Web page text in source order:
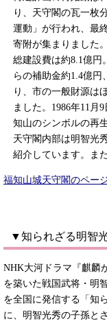
り、天守閣の瓦一枚
運動」が行われ、最
寄附が集まりました。
総建設費は約8.1億円
らの補助金約1.4億円
り、市の一般財源は
ました。1986年11月
知山のシンボルの再
天守閣内部は明智光
紹介しています。ま
福知山城天守閣のペー
▼知られざる明智
NHK大河ドラマ『麒麟
を築いた戦国武将・明
を全国に発信する「知
に、明智光秀の子孫と